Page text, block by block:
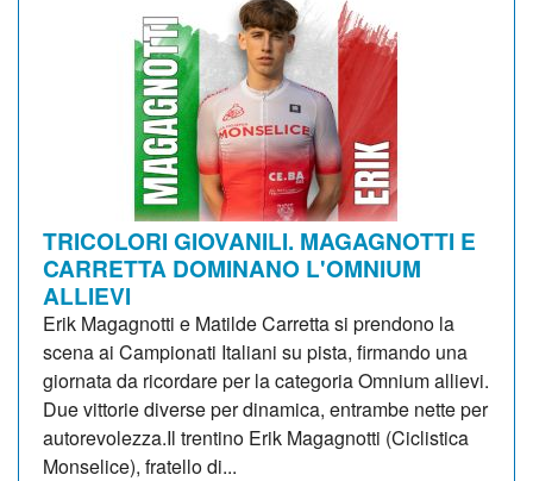
TRICOLORI GIOVANILI. MAGAGNOTTI E
CARRETTA DOMINANO L'OMNIUM
ALLIEVI
Erik Magagnotti e Matilde Carretta si prendono la
scena ai Campionati Italiani su pista, firmando una
giornata da ricordare per la categoria Omnium allievi.
Due vittorie diverse per dinamica, entrambe nette per
autorevolezza.Il trentino Erik Magagnotti (Ciclistica
Monselice), fratello di...